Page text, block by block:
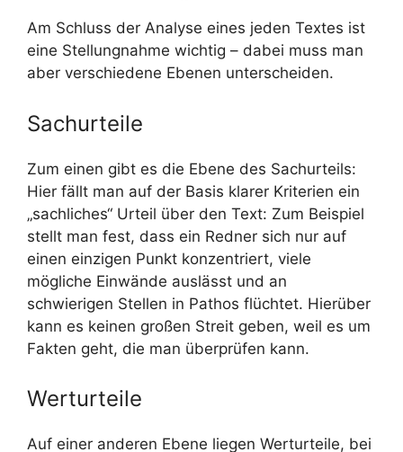
Am Schluss der Analyse eines jeden Textes ist
eine Stellungnahme wichtig – dabei muss man
aber verschiedene Ebenen unterscheiden.
Sachurteile
Zum einen gibt es die Ebene des Sachurteils:
Hier fällt man auf der Basis klarer Kriterien ein
„sachliches“ Urteil über den Text: Zum Beispiel
stellt man fest, dass ein Redner sich nur auf
einen einzigen Punkt konzentriert, viele
mögliche Einwände auslässt und an
schwierigen Stellen in Pathos flüchtet. Hierüber
kann es keinen großen Streit geben, weil es um
Fakten geht, die man überprüfen kann.
Werturteile
Auf einer anderen Ebene liegen Werturteile, bei